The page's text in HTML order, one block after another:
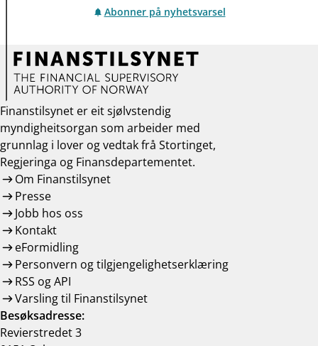
Abonner på nyhetsvarsel
Finanstilsynet er eit sjølvstendig
myndigheitsorgan som arbeider med
grunnlag i lover og vedtak frå Stortinget,
Regjeringa og Finansdepartementet.
Om Finanstilsynet
Presse
Jobb hos oss
Kontakt
eFormidling
Personvern og tilgjengelighetserklæring
RSS og API
Varsling til Finanstilsynet
Besøksadresse:
Revierstredet 3